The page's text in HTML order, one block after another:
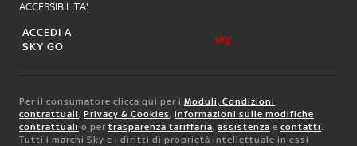
ACCESSIBILITA'
ACCEDI A
SKY GO
Per il consumatore clicca qui per i Moduli, Condizioni
contrattuali, Privacy & Cookies, informazioni sulle modifiche
contrattuali o per trasparenza tariffaria, assistenza e contatti.
Tutti i marchi Sky e i diritti di proprietà intellettuale in essi